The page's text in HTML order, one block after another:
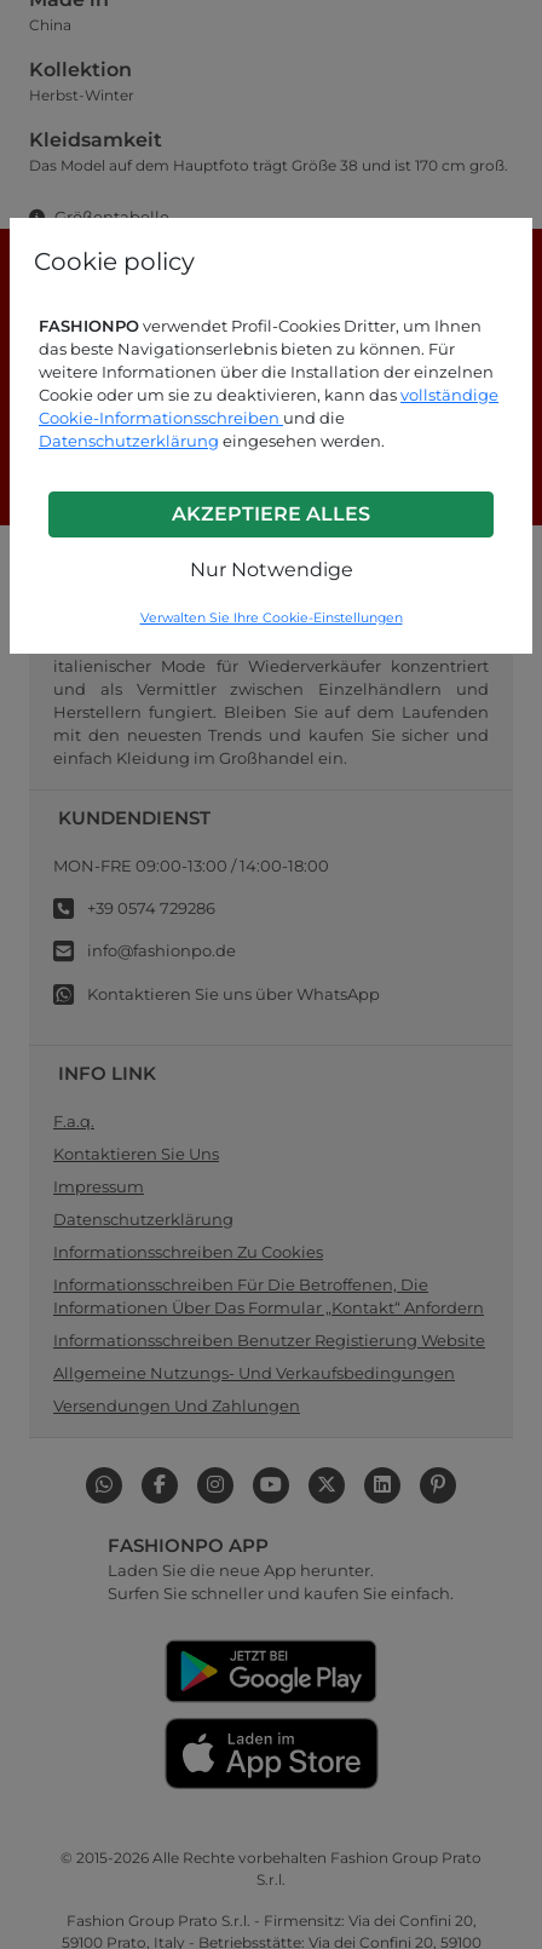
Cookie policy
FASHIONPOverwendet Profil-Cookies Dritter, um Ihnen
das beste Navigationserlebnis bieten zu können. Für
weitere Informationen über die Installation der einzelnen
Cookie oder um sie zu deaktivieren, kann dasvollständige
Cookie-Informationsschreiben und die
Datenschutzerklärung eingesehen werden.
AKZEPTIERE ALLES
Nur Notwendige
Verwalten Sie Ihre Cookie-Einstellungen
China
Kollektion
Herbst-Winter
Kleidsamkeit
Das Model auf dem Hauptfoto trägt Größe 38 und ist 170 cm groß.
Größentabelle
Suchen Sie nach Antworten?
Schauen Sie sich unsere FAQ-Seite an!
GROSSHANDEL FASHIONPO
FashionPo.com ist ein Online-Großhändler für
italienischer Mode für Wiederverkäufer konzentriert
und als Vermittler zwischen Einzelhändlern und
Herstellern fungiert. Bleiben Sie auf dem Laufenden
mit den neuesten Trends und kaufen Sie sicher und
einfach Kleidung im Großhandel ein.
KUNDENDIENST
MON-FRE 09:00-13:00 / 14:00-18:00
+39 0574 729286
info@fashionpo.de
Kontaktieren Sie uns über WhatsApp
INFO LINK
F.a.q.
Kontaktieren Sie Uns
Impressum
Datenschutzerklärung
Informationsschreiben Zu Cookies
Informationsschreiben Für Die Betroffenen, Die
Informationen Über Das Formular „Kontakt“ Anfordern
Informationsschreiben Benutzer Registierung Website
Allgemeine Nutzungs- Und Verkaufsbedingungen
Versendungen Und Zahlungen
FASHIONPO APP
Laden Sie die neue App herunter.
Surfen Sie schneller und kaufen Sie einfach.
© 2015-2026 Alle Rechte vorbehalten Fashion Group Prato
S.r.l.
Fashion Group Prato S.r.l. - Firmensitz: Via dei Confini 20,
59100 Prato, Italy - Betriebsstätte: Via dei Confini 20, 59100